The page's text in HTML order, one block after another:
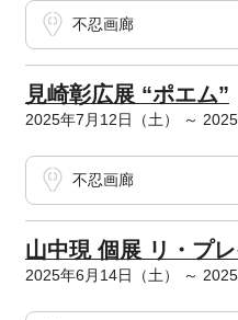
不忍画廊
見崎彰広展 “ポエム”
2025年7月12日（土） ～ 2025
不忍画廊
山中現 個展 リ・プ
2025年6月14日（土） ～ 2025